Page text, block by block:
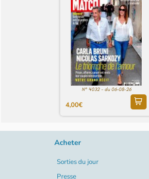
N° 4032 - du 06-08-26
4,00€
Acheter
Sorties du jour
Presse